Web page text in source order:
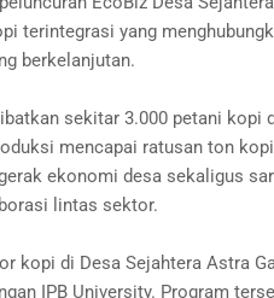
terintegrasi yang
berkelanjutan.
sekitar 3.000 petani kopi
mencapai ratusan ton
ekonomi desa sekaligus
lintas sektor.
kopi di Desa Sejahtera Astra
IPB University. Program